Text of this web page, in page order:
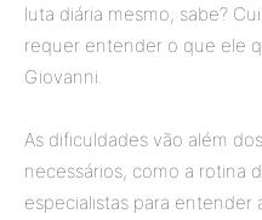
luta diária mesmo, sabe?
requer entender o que ele
Giovanni.
As dificuldades vão além
necessários, como a rotina
especialistas para entender